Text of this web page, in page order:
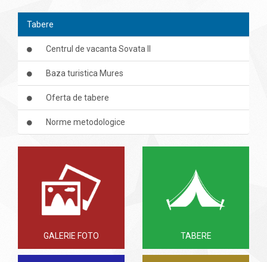
Tabere
Centrul de vacanta Sovata II
Baza turistica Mures
Oferta de tabere
Norme metodologice
GALERIE FOTO TABERE